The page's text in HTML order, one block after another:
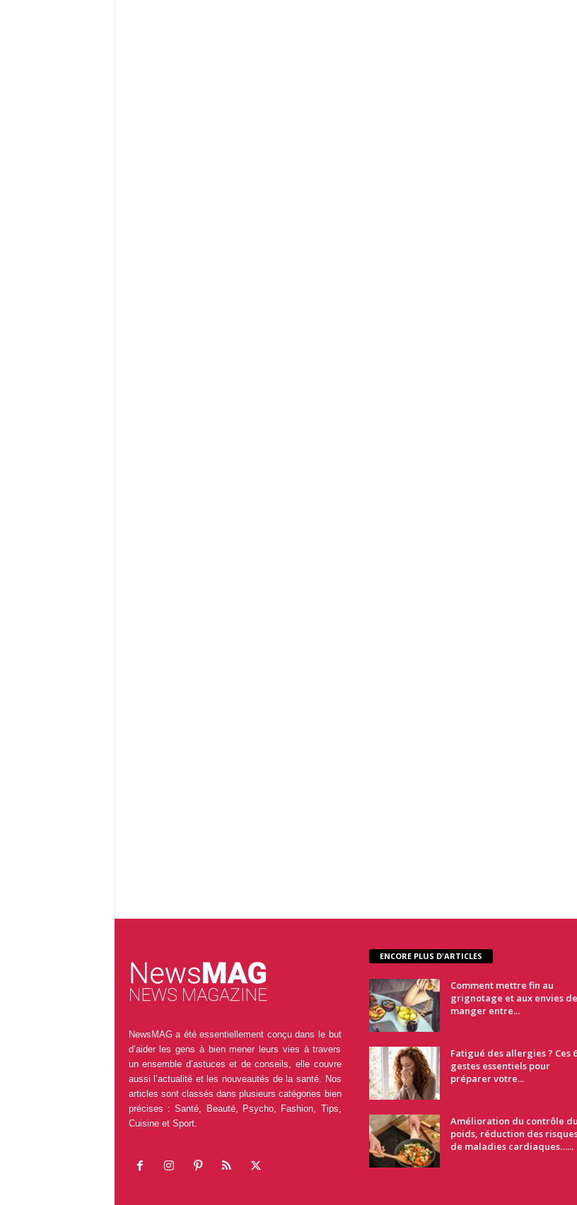
NewsMAG a été essentiellement conçu dans le but
d’aider les gens à bien mener leurs vies à travers
un ensemble d’astuces et de conseils, elle couvre
aussi l’actualité et les nouveautés de la santé. Nos
articles sont classés dans plusieurs catégories bien
précises : Santé, Beauté, Psycho, Fashion, Tips,
Cuisine et Sport.
ENCORE PLUS D'ARTICLES
Comment mettre fin au
grignotage et aux envies de
manger entre...
Fatigué des allergies ? Ces 6
gestes essentiels pour
préparer votre...
Amélioration du contrôle du
poids, réduction des
de maladies cardiaques…...